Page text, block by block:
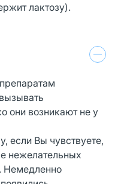
лактозу).
они возникают не у
если Вы чувствуете,
нежелательных
Немедленно